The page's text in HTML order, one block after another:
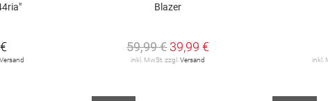
Versand
Blazer
59,99 € 39,99 €
inkl. MwSt. zzgl.Versand inkl.